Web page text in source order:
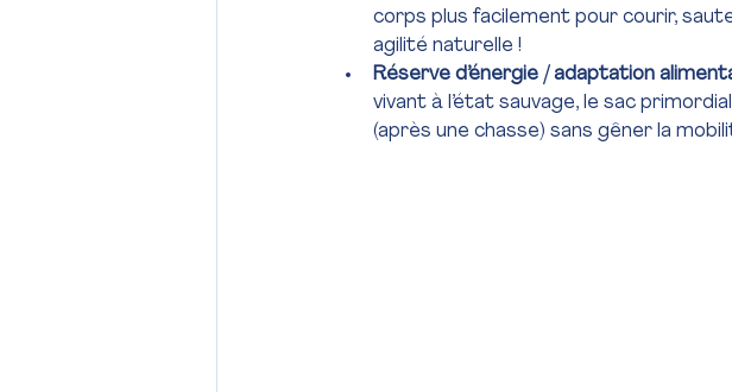
corps plus facilement pour courir,
agilité naturelle !
Réserve d’énergie / adaptation
vivant à l’état sauvage, le sac
(après une chasse) sans gêner la